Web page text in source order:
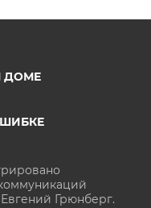
ДОМЕ
Грюнберг.